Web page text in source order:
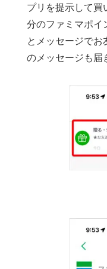
プリを提示して買
分のファミマポイ
とメッセージでお
のメッセージも届